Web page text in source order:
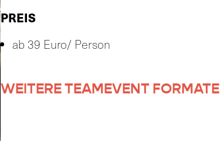
PREIS
ab 39 Euro/ Person
WEITERE TEAMEVENT FORMATE